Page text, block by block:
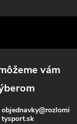
objednavky@rozlomi
tysport.sk